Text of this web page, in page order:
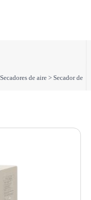
Secadores de aire > Secador de